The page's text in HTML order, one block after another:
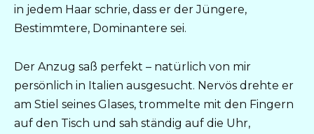
in jedem Haar schrie, dass er der Jüngere,
Bestimmtere, Dominantere sei.
Der Anzug saß perfekt – natürlich von mir
persönlich in Italien ausgesucht. Nervös drehte er
am Stiel seines Glases, trommelte mit den Fingern
auf den Tisch und sah ständig auf die Uhr,